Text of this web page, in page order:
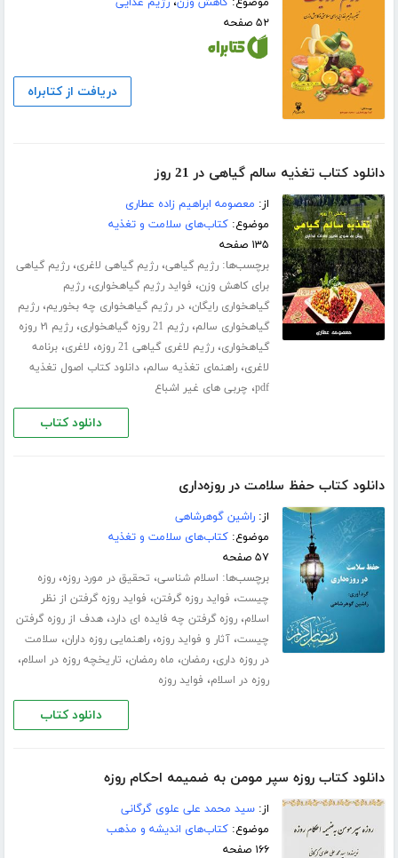
۵۲ صفحه
دریافت از کتابراه
دانلود کتاب تغذیه سالم گیاهی در 21 روز
از: معصومه ابراهیم زاده عطاری
موضوع:کتاب‌های سلامت و تغذیه
۱۳۵ صفحه
برچسب‌ها:رژیم گیاهی،رژیم گیاهی لاغری،رژیم گیاهی
برای کاهش وزن، فواید رژیم گیاهخواری،رژیم
گیاهخواری رایگان،در رژیم گیاهخواری چه بخوریم،رژیم
گیاهخواری سالم،رژیم 21 روزه گیاهخواری ،
رژیم ۲۱ روزه
گیاهخواری،رژیم لاغری گیاهی 21 روزه ، لاغری،برنامه
لاغری،راهنمای تغذیه سالم،دانلود کتاب اصول تغذیه
pdf، چربی های غیر اشباع
دانلود کتاب
دانلود کتاب حفظ سلامت در روزه‌داری
از:راشین گوهرشاهی
موضوع:کتاب‌های سلامت و تغذیه
۵۷ صفحه
برچسب‌ها: اسلام شناسی، تحقیق در مورد روزه،روزه
چیست، فواید روزه گرفتن، فواید روزه گرفتن از نظر
اسلام،روزه گرفتن چه فایده ای دارد،هدف از روزه گرفتن
چیست،آثار و فواید روزه،راهنمایی روزه داران، سلامت
در روزه داری،رمضان، ماه رمضان، تاریخچه روزه در اسلام،
روزه در اسلام، فواید روزه
دانلود کتاب
دانلود کتاب روزه سپر مومن به ضمیمه احکام روزه
از:سید محمد علی علوی گرگانی
موضوع:کتاب‌های اندیشه و مذهب
۱۶۶ صفحه